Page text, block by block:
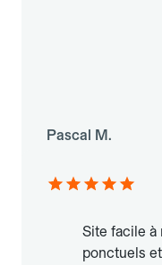
Pascal M.
Site facile à
ponctuels